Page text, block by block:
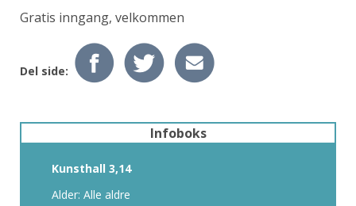
Gratis inngang, velkommen
Del side:
Infoboks
Kunsthall 3,14
Alder: Alle aldre